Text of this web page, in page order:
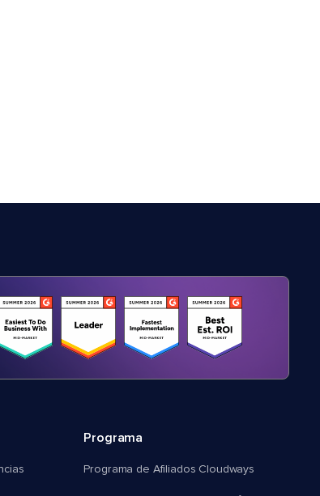
Programa
Programa de Afiliados Cloudways